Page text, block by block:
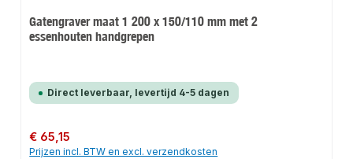
Gatengraver maat 1 200 x 150/110 mm met 2
essenhouten handgrepen
Direct leverbaar, levertijd 4-5 dagen
Normale prijs:
€ 65,15
Prijzen incl. BTW en excl. verzendkosten